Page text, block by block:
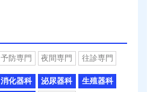
予防専門 夜間専門 往診専門
消化器科 泌尿器科
生殖器科